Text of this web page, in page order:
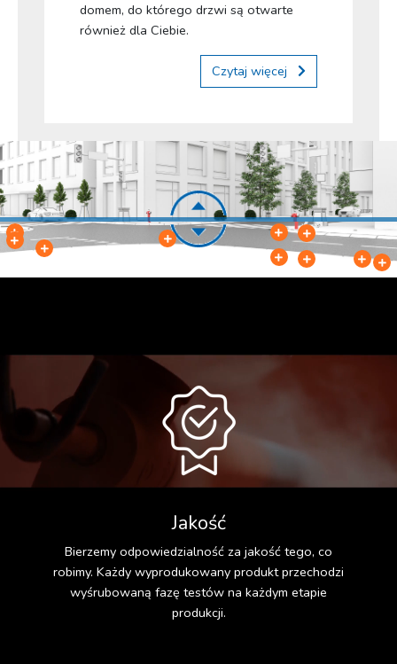
domem, do którego drzwi są otwarte
również dla Ciebie.
Czytaj więcej
Jakość
Bierzemy odpowiedzialność za jakość tego, co
robimy. Każdy wyprodukowany produkt przechodzi
wyśrubowaną fazę testów na każdym etapie
produkcji.